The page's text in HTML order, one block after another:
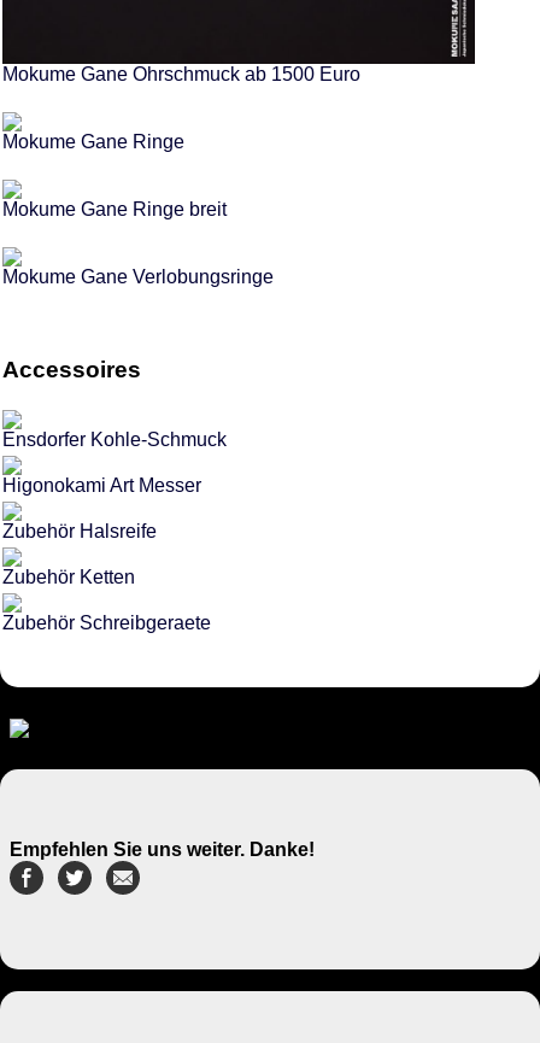
Mokume Gane Ohrschmuck ab 1500 Euro
Mokume Gane Ringe
Mokume Gane Ringe breit
Mokume Gane Verlobungsringe
Accessoires
Ensdorfer Kohle-Schmuck
Higonokami Art Messer
Zubehör Halsreife
Zubehör Ketten
Zubehör Schreibgeraete
Empfehlen Sie uns weiter. Danke!